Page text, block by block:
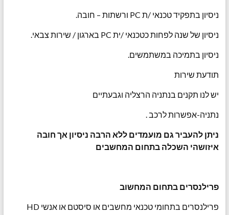
ניסיון בתפקיד טכנאי /ת PC ורשתות – חובה.
ניסיון של שנה לפחות כטכנאי /ית PC בארגון / שירות צבאי.
ניסיון בתמיכה במשתמשים.
תודעת שירות
יש לנו תקנים בנתניה הרצליה וגבעתיים
נתניה-אפשרות לרכב .
ניתן להעביר גם מועמדים ללא הרבה ניסיון אך חובה
איזושהי השכלה בתחום המחשבים
פרילנסרים בתחום המחשוב
פרילנסרים בתחומי טכנאי מחשבים או סיסטם או אנשי HD